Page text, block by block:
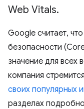
Web Vitals.
Google считает,
безопасности
значение для всех
компания
своих популярных
разделах